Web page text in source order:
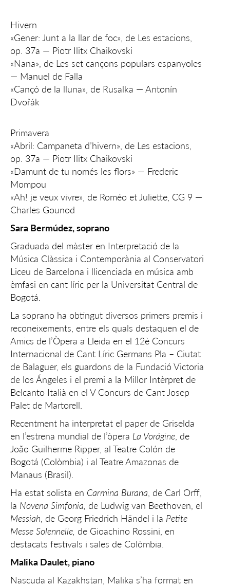
Hivern
«Gener: Junt a la llar de foc», de Les estacions,
op. 37a — Piotr Ilitx Chaikovski
«Nana», de Les set cançons populars espanyoles
— Manuel de Falla
«Cançó de la lluna», de Rusalka — Antonín
Dvořák
Primavera
«Abril: Campaneta d’hivern», de Les estacions,
op. 37a — Piotr Ilitx Chaikovski
«Damunt de tu només les flors» — Frederic
Mompou
«Ah! je veux vivre», de Roméo et Juliette, CG 9 —
Charles Gounod
Sara Bermúdez, soprano
Graduada del màster en Interpretació de la
Música Clàssica i Contemporània al Conservatori
Liceu de Barcelona i llicenciada en música amb
èmfasi en cant líric per la Universitat Central de
Bogotá.
La soprano ha obtingut diversos primers premis i
reconeixements, entre els quals destaquen el de
Amics de l’Òpera a Lleida en el 12è Concurs
Internacional de Cant Líric Germans Pla – Ciutat
de Balaguer, els guardons de la Fundació Victoria
de los Ángeles i el premi a la Millor Intèrpret de
Belcanto Italià en el V Concurs de Cant Josep
Palet de Martorell.
Recentment ha interpretat el paper de Griselda
en l’estrena mundial de l’òpera La Vorágine , de
João Guilherme Ripper, al Teatre Colón de
Bogotá (Colòmbia) i al Teatre Amazonas de
Manaus (Brasil).
Ha estat solista en Carmina Burana , de Carl Orff,
la Novena Simfonia, de Ludwig van Beethoven, el
Messiah , de Georg Friedrich Händel i la Petite
Messe Solennelle, de Gioachino Rossini, en
destacats festivals i sales de Colòmbia.
Malika Daulet, piano
Nascuda al Kazakhstan, Malika s’ha format en